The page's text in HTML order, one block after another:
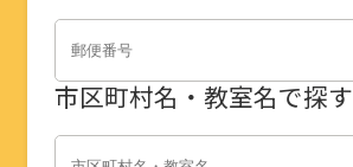
市区町村名・教室名で探す